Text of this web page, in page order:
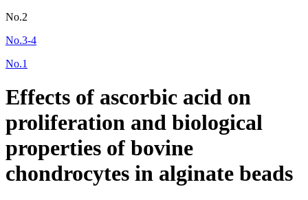
No.2
No.3-4
No.1
Effects of ascorbic acid on
proliferation and biological
properties of bovine
chondrocytes in alginate beads